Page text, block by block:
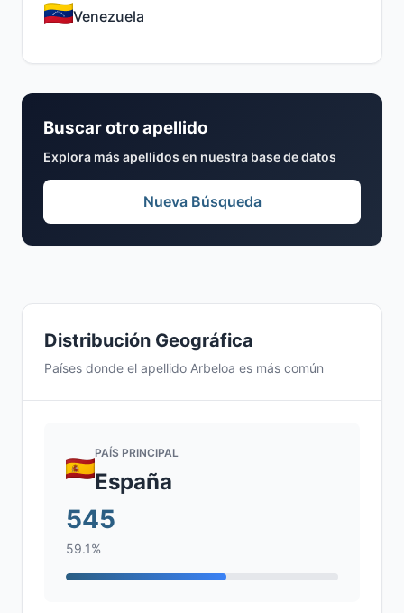
Distribución Geográfica
Países donde el apellido Arbeloa es más común
PAÍS PRINCIPAL
España
545
59.1%
Venezuela
Buscar otro apellido
Explora más apellidos en nuestra base de datos
Nueva Búsqueda